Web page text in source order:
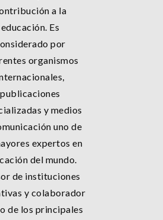
a la
educación. Es
por
organismos
publicaciones
y medios
uno de
expertos en
del mundo.
de instituciones
y colaborador
de los principales